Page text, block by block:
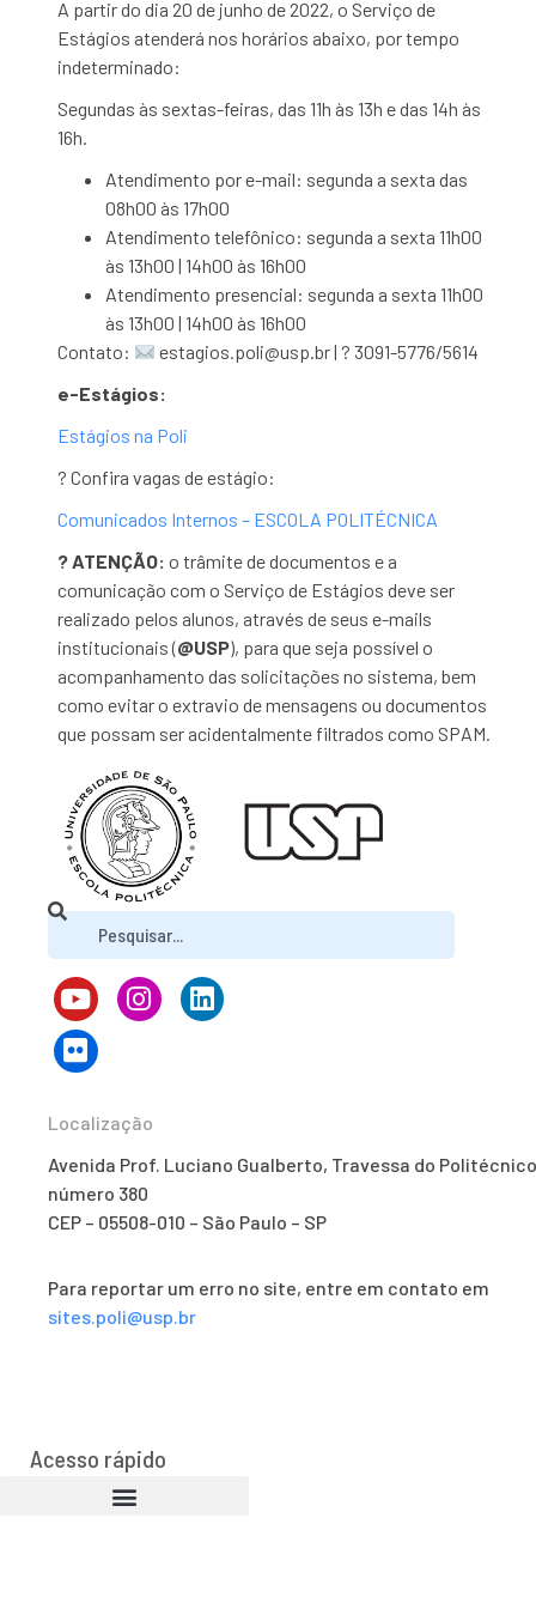
A partir do dia 20 de junho de 2022, o Serviço de
Estágios atenderá nos horários abaixo, por tempo
indeterminado:
Segundas às sextas-feiras, das 11h às 13h e das 14h às
16h.
Atendimento por e-mail: segunda a sexta das
08h00 às 17h00
Atendimento telefônico: segunda a sexta 11h00
às 13h00 | 14h00 às 16h00
Atendimento presencial: segunda a sexta 11h00
às 13h00 | 14h00 às 16h00
Contato:
estagios.poli@usp.br | ? 3091-5776/5614
e-Estágios:
Estágios na Poli
? Confira vagas de estágio:
Comunicados Internos – ESCOLA POLITÉCNICA
? ATENÇÃO:o trâmite de documentos e a
comunicação com o Serviço de Estágios deve ser
realizado pelos alunos, através de seus e-mails
institucionais (@USP), para que seja possível o
acompanhamento das solicitações no sistema, bem
como evitar o extravio de mensagens ou documentos
que possam ser acidentalmente filtrados como SPAM.
Localização
Avenida Prof. Luciano Gualberto, Travessa do
número 380
CEP – 05508-010 – São Paulo – SP
Para reportar um erro no site, entre em contato em
sites.poli@usp.br
Acesso rápido